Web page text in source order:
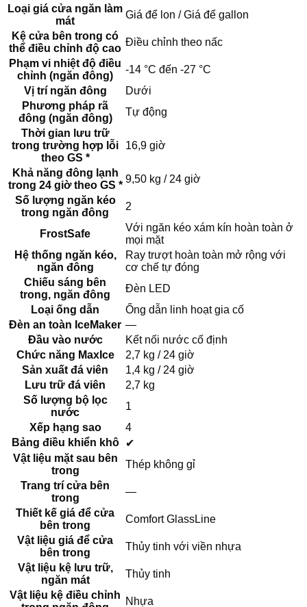
Loại giá cửa ngăn làm
mát
Giá để lon / Giá để gallon
Kệ cửa bên trong có
thể điều chỉnh độ cao
Điều chỉnh theo nấc
Phạm vi nhiệt độ điều
chỉnh (ngăn đông)
-14 °C đến -27 °C
Vị trí ngăn đông
Dưới
Phương pháp rã
đông (ngăn đông)
Tự động
Thời gian lưu trữ
trong trường hợp lỗi
theo GS *
16,9 giờ
Khả năng đông lạnh
trong 24 giờ theo GS *
9,50 kg / 24 giờ
Số lượng ngăn kéo
trong ngăn đông
2
FrostSafe
Với ngăn kéo xám kín hoàn toàn ở
mọi mặt
Hệ thống ngăn kéo,
ngăn đông
Ray trượt hoàn toàn mở rộng với
cơ chế tự đóng
Chiếu sáng bên
trong, ngăn đông
Đèn LED
Loại ống dẫn
Ống dẫn linh hoạt gia cố
Đèn an toàn IceMaker —
Đầu vào nước
Kết nối nước cố định
Chức năng MaxIce
2,7 kg / 24 giờ
Sản xuất đá viên
1,4 kg / 24 giờ
Lưu trữ đá viên
2,7 kg
Số lượng bộ lọc
nước
1
Xếp hạng sao
4
Bảng điều khiển khô
✔
Vật liệu mặt sau bên
trong
Thép không gỉ
Trang trí cửa bên
trong
—
Thiết kế giá để cửa
bên trong
Comfort GlassLine
Vật liệu giá để cửa
bên trong
Thủy tinh với viền nhựa
Vật liệu kệ lưu trữ,
ngăn mát
Thủy tinh
Vật liệu kệ điều chỉnh
Nhựa